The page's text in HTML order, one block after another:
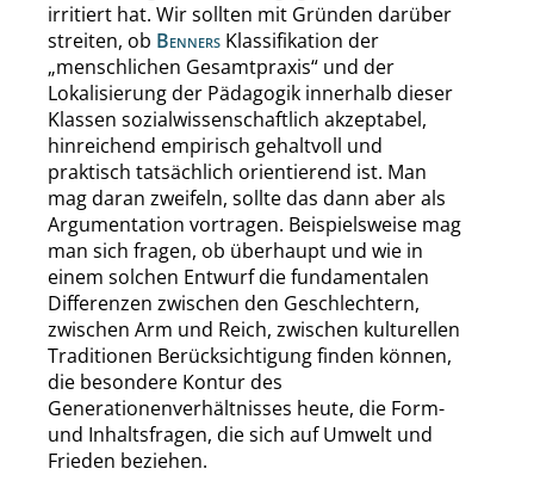
irritiert hat. Wir sollten mit Gründen darüber
streiten, ob Benners Klassifikation der
„menschlichen Gesamtpraxis“ und der
Lokalisierung der Pädagogik innerhalb dieser
Klassen sozialwissenschaftlich akzeptabel,
hinreichend empirisch gehaltvoll und
praktisch tatsächlich orientierend ist. Man
mag daran zweifeln, sollte das dann aber als
Argumentation vortragen. Beispielsweise mag
man sich fragen, ob überhaupt und wie in
einem solchen Entwurf die fundamentalen
Differenzen zwischen den Geschlechtern,
zwischen Arm und Reich, zwischen kulturellen
Traditionen Berücksichtigung finden können,
die besondere Kontur des
Generationenverhältnisses heute, die Form-
und Inhaltsfragen, die sich auf Umwelt und
Frieden beziehen.